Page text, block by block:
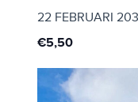
22 FEBRUARI
€5,50